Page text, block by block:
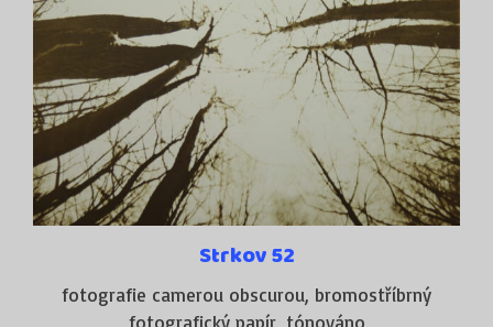
Strkov 52
fotografie camerou obscurou, bromostříbrný
fotografický papír, tónováno